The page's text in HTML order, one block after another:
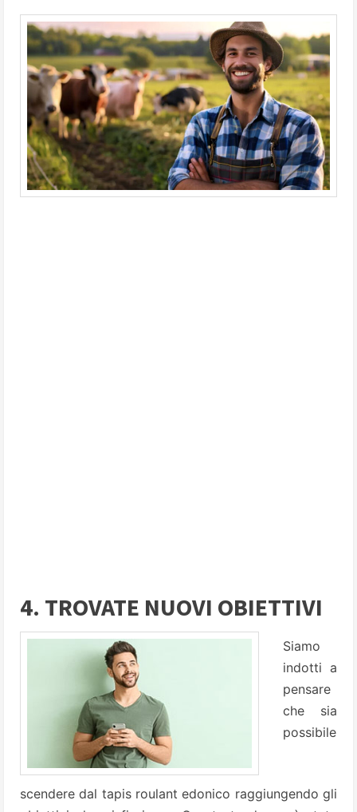
4. TROVATE NUOVI OBIETTIVI
Siamo
indotti a
pensare
che sia
possibile
scendere dal tapis roulant edonico raggiungendo gli